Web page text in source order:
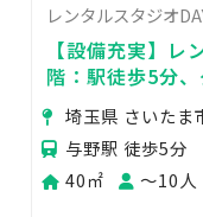
レンタルスタジオ
【設備充実】レ
階：駅徒歩5分
ングなど！Wi-
埼玉県 さいたま
与野駅 徒歩5分
40㎡
〜10人